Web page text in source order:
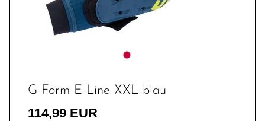
G-Form E-Line XXL blau
114,99 EUR